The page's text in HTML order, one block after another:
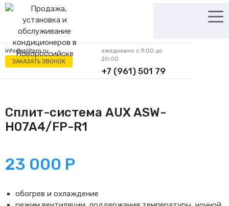
Перейти
содержимому
info@splitpro.ru
ЗАКАЗАТЬ ЗВОНОК
ежедневно с 9:00 до
20:00
+7 (961) 501 79
62
Сплит-система AUX ASW-
H07A4/FP-R1
23 000 Р
обогрев и охлаждение